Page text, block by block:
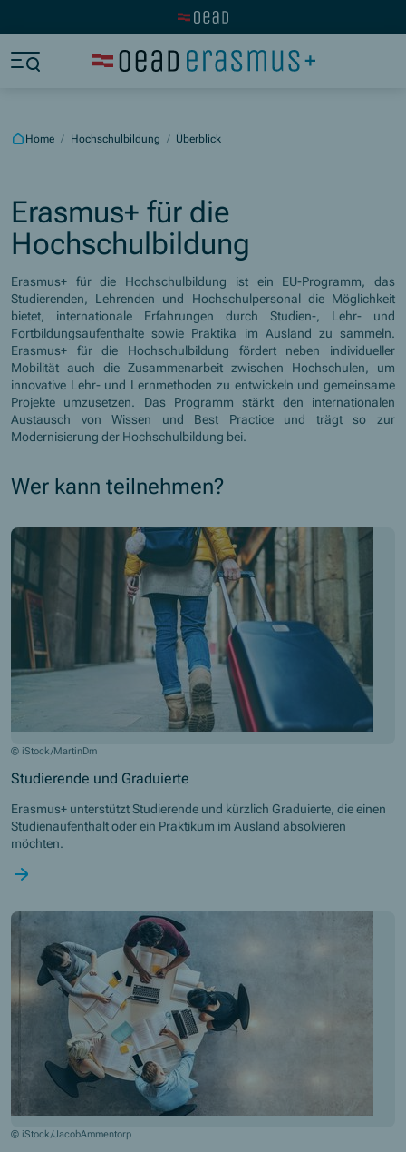
Home / Hochschulbildung / Überblick
Erasmus+ für die
Hochschulbildung
Erasmus+ für die Hochschulbildung ist ein EU-Programm, das
Studierenden, Lehrenden und Hochschulpersonal die Möglichkeit
bietet, internationale Erfahrungen durch Studien-, Lehr- und
Fortbildungsaufenthalte sowie Praktika im Ausland zu sammeln.
Erasmus+ für die Hochschulbildung fördert neben individueller
Mobilität auch die Zusammenarbeit zwischen Hochschulen, um
innovative Lehr- und Lernmethoden zu entwickeln und gemeinsame
Projekte umzusetzen. Das Programm stärkt den internationalen
Austausch von Wissen und Best Practice und trägt so zur
Modernisierung der Hochschulbildung bei.
Wer kann teilnehmen?
© iStock/MartinDm
Studierende und Graduierte
Erasmus+ unterstützt Studierende und kürzlich Graduierte, die einen
Studienaufenthalt oder ein Praktikum im Ausland absolvieren
möchten.
© iStock/JacobAmmentorp